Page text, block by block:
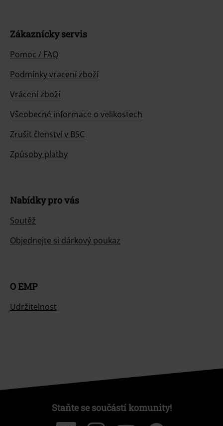
Zákaznícky servis
Pomoc / FAQ
Podmínky vracení zboží
Vrácení zboží
Všeobecné informace o velikostech
Zrušit členství v BSC
Způsoby platby
Nabídky pro vás
Soutěž
Objednejte si dárkový poukaz
O EMP
Udržitelnost
Staňte se součástí komunity!